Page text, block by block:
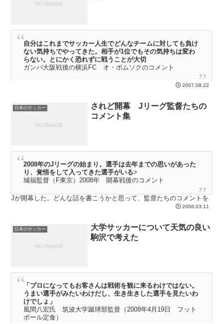
自分はこれまでサッカー人生でどんなチームに対しても負け
ない気持ちでやってきた。相手が1位でもその気持ちは変わ
らない。とにかく恐れずに戦うことが大切
ガンバ大阪戦後の横浜FC オ・ボムソクのコメント
休日、サッカースタジアムに行くのは結構大変だ。別に荷物が多いと
重いスイッチのようなものを入れなければいけない感じが意外に大変
だ・・・・・
2007.08.22
日本のサッカー
されど開幕 Jリーグ監督たちの
コメント集
2008年のJリーグの始まり。選手は去年までの思いがあった
り、覚悟をして入ってきた選手がいる>
城福監督（F東京）2008年 開幕戦後のコメント
Jが開幕した。どんな話を書こうかと思って、監督たちのコメントを
見ていたが、読んでいるだけでとても美味で面白かった。そこで今日
2008.03.11
日本のサッカー
大学サッカーについて天気の良い
駒沢で考えた
「プロになってもお客さんは戦術を観に来るわけではない。
うまい選手がみたいわけだし、生き生きした選手を見たいわ
けでしょ」
風間八宏氏 筑波大学蹴球部監督（2008年4月19日 フット
ボール定食）